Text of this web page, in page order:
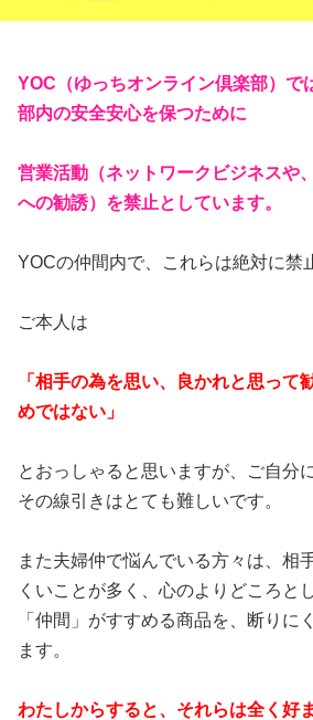
YOC（ゆっちオンライン倶楽部）で
部内の安全安心を保つために
営業活動（ネットワークビジネスや
への勧誘）を禁止としています。
YOCの仲間内で、これらは絶対に禁
ご本人は
「相手の為を思い、良かれと思って
めではない」
とおっしゃると思いますが、ご自分
その線引きはとても難しいです。
また夫婦仲で悩んでいる方々は、相
くいことが多く、心のよりどころと
「仲間」がすすめる商品を、断りに
ます。
わたしからすると、それらは全く好